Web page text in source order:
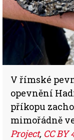
V římské
opevnění
příkopu
mimořádně
Project, CC BY